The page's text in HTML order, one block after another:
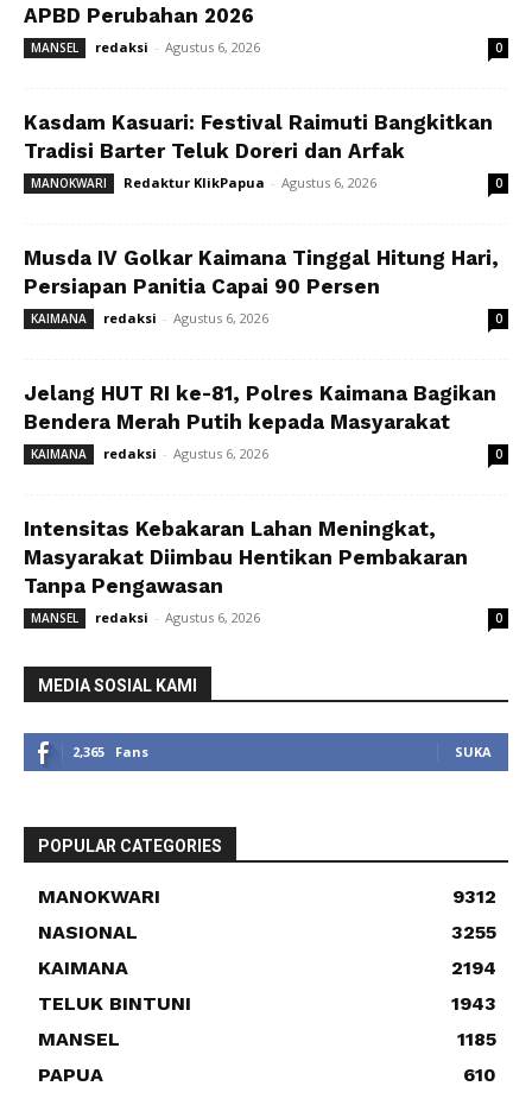
APBD Perubahan 2026
MANSEL redaksi - Agustus 6, 2026 0
Kasdam Kasuari: Festival Raimuti Bangkitkan
Tradisi Barter Teluk Doreri dan Arfak
MANOKWARI Redaktur KlikPapua - Agustus 6, 2026 0
Musda IV Golkar Kaimana Tinggal Hitung Hari,
Persiapan Panitia Capai 90 Persen
KAIMANA redaksi - Agustus 6, 2026 0
Jelang HUT RI ke-81, Polres Kaimana Bagikan
Bendera Merah Putih kepada Masyarakat
KAIMANA redaksi - Agustus 6, 2026 0
Intensitas Kebakaran Lahan Meningkat,
Masyarakat Diimbau Hentikan Pembakaran
Tanpa Pengawasan
MANSEL redaksi - Agustus 6, 2026 0
MEDIA SOSIAL KAMI
2,365 Fans SUKA
POPULAR CATEGORIES
MANOKWARI
9312
NASIONAL
3255
KAIMANA
2194
TELUK BINTUNI
1943
MANSEL
1185
PAPUA
610